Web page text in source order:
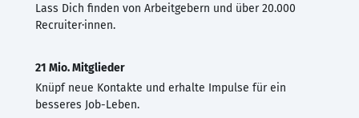
Lass Dich finden von Arbeitgebern und über 20.000
Recruiter·innen.
21 Mio. Mitglieder
Knüpf neue Kontakte und erhalte Impulse für ein
besseres Job-Leben.